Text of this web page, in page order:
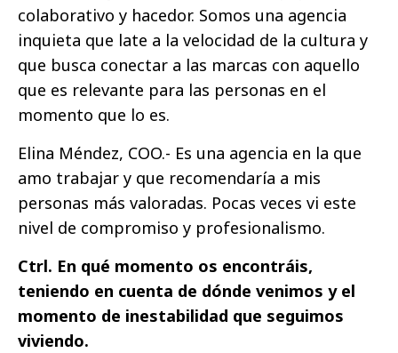
colaborativo y hacedor. Somos una agencia
inquieta que late a la velocidad de la cultura y
que busca conectar a las marcas con aquello
que es relevante para las personas en el
momento que lo es.
Elina Méndez, COO.- Es una agencia en la que
amo trabajar y que recomendaría a mis
personas más valoradas. Pocas veces vi este
nivel de compromiso y profesionalismo.
Ctrl. En qué momento os encontráis,
teniendo en cuenta de dónde venimos y el
momento de inestabilidad que seguimos
viviendo.